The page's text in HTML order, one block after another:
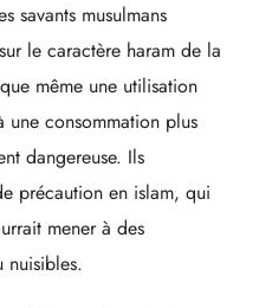
savants musulmans
le caractère haram de la
même une utilisation
consommation plus
dangereuse. Ils
précaution en islam, qui
mener à des
nuisibles.